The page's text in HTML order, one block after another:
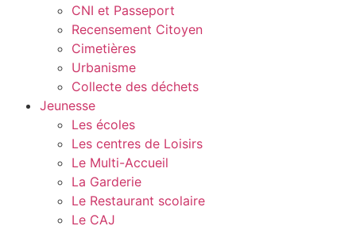
CNI et Passeport
Recensement Citoyen
Cimetières
Urbanisme
Collecte des déchets
Jeunesse
Les écoles
Les centres de Loisirs
Le Multi-Accueil
La Garderie
Le Restaurant scolaire
Le CAJ